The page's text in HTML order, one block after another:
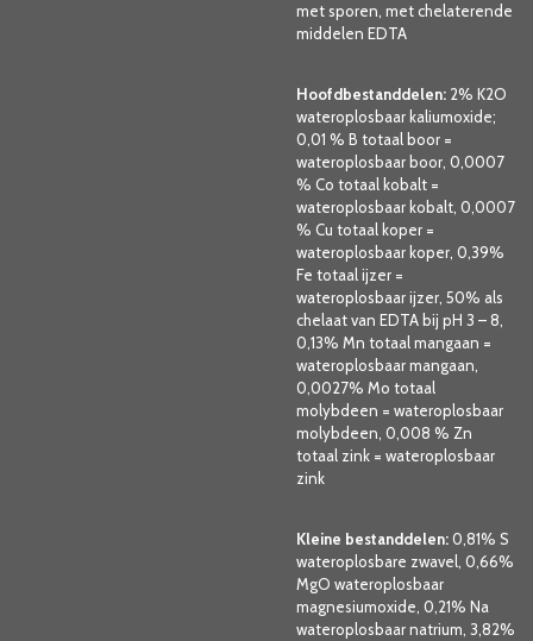
met sporen, met chelaterende
middelen EDTA
Hoofdbestanddelen: 2% K2O
wateroplosbaar kaliumoxide;
0,01 % B totaal boor =
wateroplosbaar boor, 0,0007
% Co totaal kobalt =
wateroplosbaar kobalt, 0,0007
% Cu totaal koper =
wateroplosbaar koper, 0,39%
Fe totaal ijzer =
wateroplosbaar ijzer, 50% als
chelaat van EDTA bij pH 3 – 8,
0,13% Mn totaal mangaan =
wateroplosbaar mangaan,
0,0027% Mo totaal
molybdeen = wateroplosbaar
molybdeen, 0,008 % Zn
totaal zink = wateroplosbaar
zink
Kleine bestanddelen:0,81% S
wateroplosbare zwavel, 0,66%
MgO wateroplosbaar
magnesiumoxide, 0,21% Na
wateroplosbaar natrium, 3,82%